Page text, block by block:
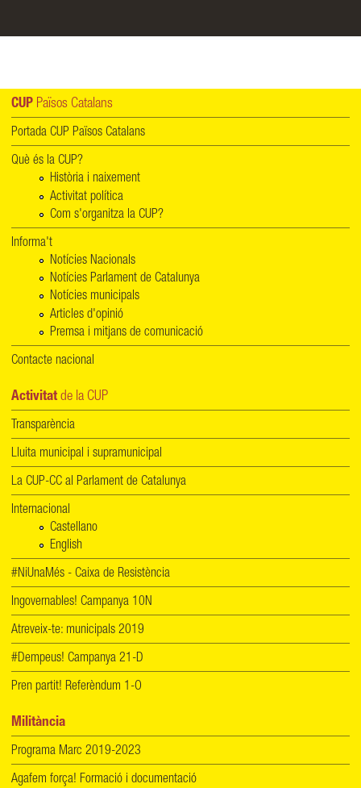
CUP Països Catalans
Portada CUP Països Catalans
Què és la CUP?
Història i naixement
Activitat política
Com s'organitza la CUP?
Informa't
Notícies Nacionals
Notícies Parlament de Catalunya
Notícies municipals
Articles d'opinió
Premsa i mitjans de comunicació
Contacte nacional
Activitat de la CUP
Transparència
Lluita municipal i supramunicipal
La CUP-CC al Parlament de Catalunya
Internacional
Castellano
English
#NiUnaMés - Caixa de Resistència
Ingovernables! Campanya 10N
Atreveix-te: municipals 2019
#Dempeus! Campanya 21-D
Pren partit! Referèndum 1-O
Militància
Programa Marc 2019-2023
Agafem força! Formació i documentació